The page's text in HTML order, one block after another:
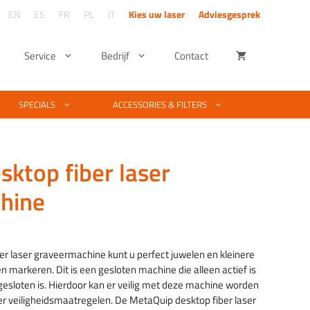
EN ES FR PL IT Kies uw laser Adviesgesprek
Volledige materiaallijst voor lasersnijden en
Voorbeelden van laserprojecten
Bekijk wat je kunt maken met een laser
metaal snijden
Basis vector & foto bewerken
Laser machine software
Service Bedrijf Contact
SPECIALS ACCESSORIES & FILTERS
fiber laser
laser graveermachine kunt u perfect juwelen en kleinere
markeren. Dit is een gesloten machine die alleen actief is
is. Hierdoor kan er veilig met deze machine worden
veiligheidsmaatregelen. De MetaQuip desktop fiber laser